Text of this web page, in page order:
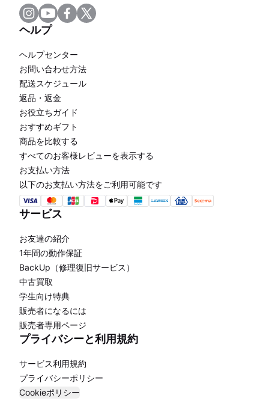
ヘルプ
ヘルプセンター
お問い合わせ方法
配送スケジュール
返品・返金
お役立ちガイド
おすすめギフト
商品を比較する
すべてのお客様レビューを表示する
お支払い方法
以下のお支払い方法をご利用可能です
サービス
お友達の紹介
1年間の動作保証
BackUp（修理復旧サービス）
中古買取
学生向け特典
販売者になるには
販売者専用ページ
プライバシーと利用規約
サービス利用規約
プライバシーポリシー
Cookieポリシー